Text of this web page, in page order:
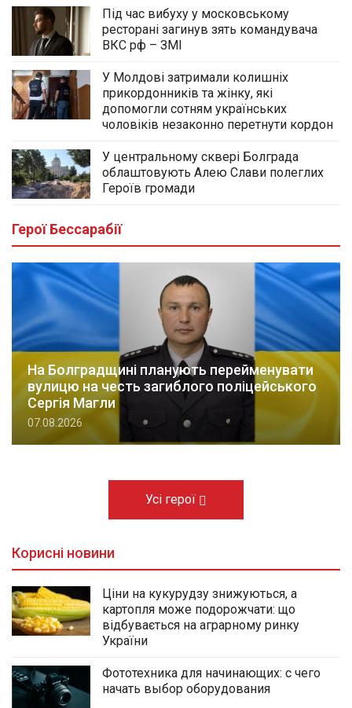
Під час вибуху у московському
ресторані загинув зять командувача
ВКС рф – ЗМІ
У Молдові затримали колишніх
прикордонників та жінку, які
допомогли сотням українських
чоловіків незаконно перетнути кордон
У центральному сквері Болграда
облаштовують Алею Слави полеглих
Героїв громади
Герої Бессарабії
На Болградщині планують перейменувати
вулицю на честь загиблого поліцейського
Сергія Магли
07.08.2026
Усі герої
Корисні новини
Ціни на кукурудзу знижуються, а
картопля може подорожчати: що
відбувається на аграрному ринку
України
Фототехника для начинающих: с чего
начать выбор оборудования